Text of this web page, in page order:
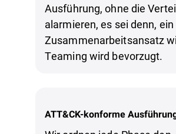
Ausführung, ohne die
alarmieren, es sei denn, ein
Zusammenarbeitsansatz
Teaming wird bevorzugt.
ATT&CK-konforme